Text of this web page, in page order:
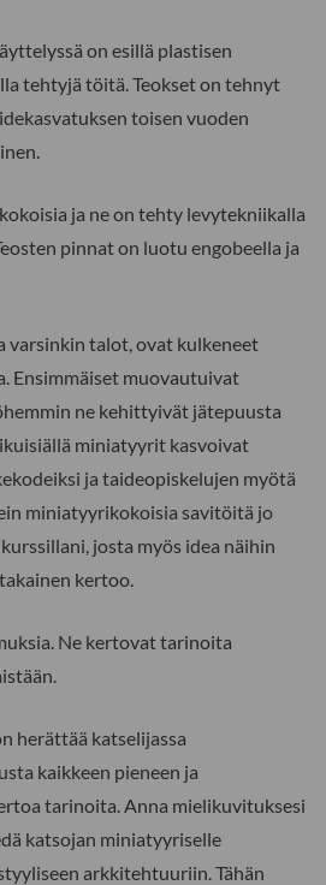
on esillä plastisen
tehtyjä töitä. Teokset on tehnyt
toisen vuoden
ja ne on tehty levytekniikalla
pinnat on luotu engobeella ja
varsinkin talot, ovat kulkeneet
Ensimmäiset muovautuivat
ne kehittyivät jätepuusta
miniatyyrit kasvoivat
ja taideopiskelujen myötä
miniatyyrikokoisia savitöitä jo
josta myös idea näihin
kertoo.
Ne kertovat tarinoita
herättää katselijassa
kaikkeen pieneen ja
tarinoita. Anna mielikuvituksesi
katsojan miniatyyriselle
arkkitehtuuriin. Tähän